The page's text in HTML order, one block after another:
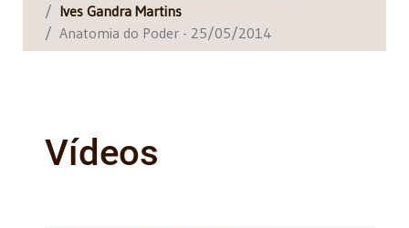
Ives Gandra Martins
Anatomia do Poder - 25/05/2014
Vídeos